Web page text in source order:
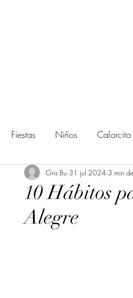
Fiestas Niños Calorcito
Actividades Regalos Bebé
Halloween
10 Hábitos
Alegre
Gris Bu 31 jul 2024 3 min